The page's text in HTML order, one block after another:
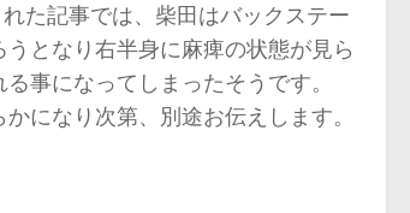
た記事では、柴田はバックステー
となり右半身に麻痺の状態が見ら
事になってしまったそうです。
になり次第、別途お伝えします。